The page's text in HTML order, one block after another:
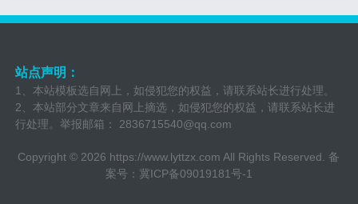
站点声明：
1、本站模板选自网上，如侵犯您的权益，请联系站长进行处理。
2、本站部分文章来自网上摘选，如侵犯您的权益，请联系站长进
行处理。举报邮箱： 2836715540@qq.com
Copyright © 2026 https://www.lyttzx.com All Rights Reserved. 备
案号： 冀ICP备09019181号-1